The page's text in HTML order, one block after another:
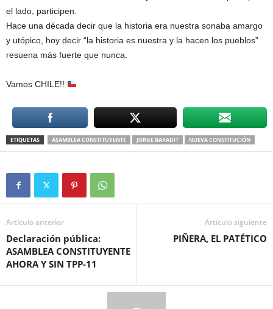
el lado, participen.
Hace una década decir que la historia era nuestra sonaba amargo
y utópico, hoy decir “la historia es nuestra y la hacen los pueblos”
resuena más fuerte que nunca.
Vamos CHILE!!
ETIQUETAS ASAMBLEA CONSTITUYENTE JORGE BARADIT NUEVA CONSTITUCIÓN
Artículo anterior
Declaración pública:
ASAMBLEA CONSTITUYENTE
AHORA Y SIN TPP-11
Artículo siguiente
PIÑERA, EL PATÉTICO